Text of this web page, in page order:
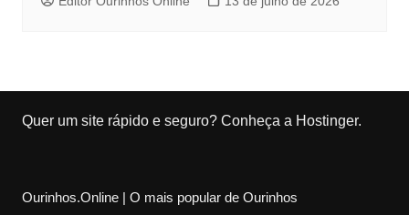
Quer um site rápido e seguro? Conheça a Hostinger.
Ourinhos.Online | O mais popular de Ourinhos